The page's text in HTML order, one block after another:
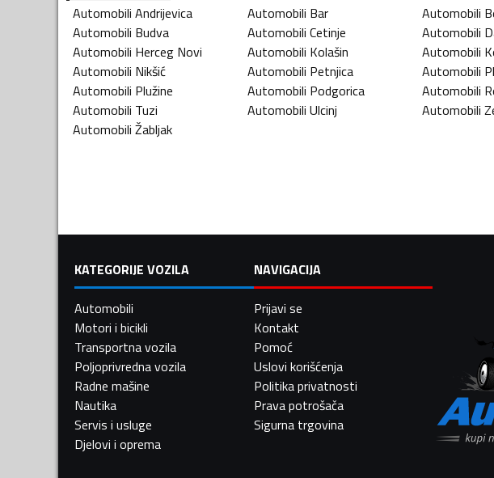
Automobili Andrijevica Automobili Bar Automobili
Automobili Budva Automobili Cetinje Automobili
Automobili Herceg Novi Automobili Kolašin Automobili
Automobili Nikšić Automobili Petnjica Automobili
Automobili Plužine Automobili Podgorica Automobili
Automobili Tuzi Automobili Ulcinj Automobili
Automobili Žabljak
KATEGORIJE VOZILA
Automobili
Motori i bicikli
Transportna vozila
Poljoprivredna vozila
Radne mašine
Nautika
Servis i usluge
Djelovi i oprema
NAVIGACIJA
Prijavi se
Kontakt
Pomoć
Uslovi korišćenja
Politika privatnosti
Prava potrošača
Sigurna trgovina